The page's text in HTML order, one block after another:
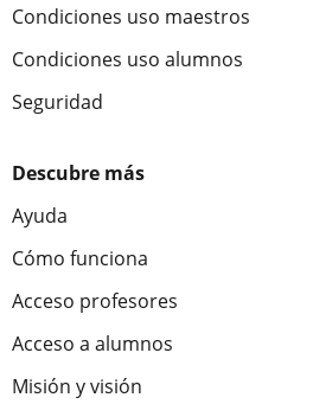
Condiciones uso maestros
Condiciones uso alumnos
Seguridad
Descubre más
Ayuda
Cómo funciona
Acceso profesores
Acceso a alumnos
Misión y visión